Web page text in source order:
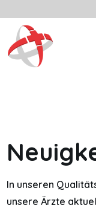
In unseren
unsere Ärzte